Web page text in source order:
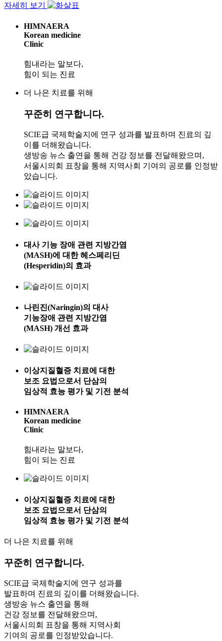
자세히 보기
HIMNAERA
Korean medicine
Clinic
힘내라는 말보다,
힘이 되는 진료
더 나은 치료를 위해
꾸준히 연구합니다.
SCIE급 국제학술지에 연구 성과를 발표하며 진료의 깊
이를 더해왔습니다.
생방송 뉴스 출연을 통해 건강 정보를 전달해왔으며,
서울시의회 표창을 통해 지역사회 기여의 공로를 인정받
았습니다.
대사 기능 장애 관련 지방간염
(MASH)에 대한 헤스페리딘
(Hesperidin)의 효과
나린진(Naringin)의 대사
기능장애 관련 지방간염
(MASH) 개선 효과
이상지질혈증 치료에 대한
보조 요법으로서 단삼의
임상적 효능 평가 및 기전 분석
HIMNAERA
Korean medicine
Clinic
힘내라는 말보다,
힘이 되는 진료
이상지질혈증 치료에 대한
보조 요법으로서 단삼의
임상적 효능 평가 및 기전 분석
더 나은 치료를 위해
꾸준히 연구합니다.
SCIE급 국제학술지에 연구 성과를
발표하며 진료의 깊이를 더해왔습니다.
생방송 뉴스 출연을 통해
건강 정보를 전달해왔으며,
서울시의회 표창을 통해 지역사회
기여의 공로를 인정받았습니다.